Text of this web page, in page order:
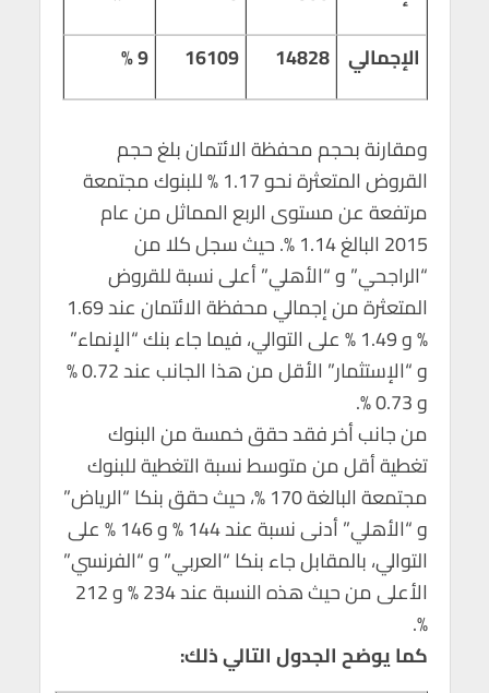
الإجمالي 14828
16109
9 %
ومقارنة بحجم محفظة الائتمان بلغ حجم
القروض المتعثرة نحو 1.17 % للبنوك مجتمعة
مرتفعة عن مستوى الربع المماثل من عام
2015 البالغ 1.14 %. حيث سجل كلا من
“الراجحي” و “الأهلي” أعلى نسبة للقروض
المتعثرة من إجمالي محفظة الائتمان عند 1.69
% و 1.49 % على التوالي، فيما جاء بنك “الإنماء”
و “الإستثمار” الأقل من هذا الجانب عند 0.72 %
و 0.73 %.
من جانب أخر فقد حقق خمسة من البنوك
تغطية أقل من متوسط نسبة التغطية للبنوك
مجتمعة البالغة 170 %، حيث حقق بنكا “الرياض”
و “الأهلي” أدنى نسبة عند 144 % و 146 % على
التوالي، بالمقابل جاء بنكا “العربي” و “الفرنسي”
الأعلى من حيث هذه النسبة عند 234 % و 212
%.
كما يوضح الجدول التالي ذلك: